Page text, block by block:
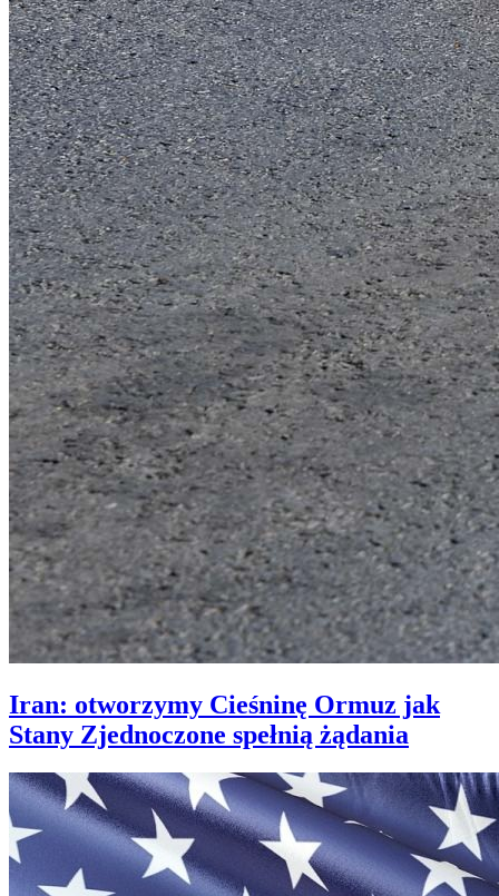
Iran: otworzymy Cieśninę Ormuz jak
Stany Zjednoczone spełnią żądania